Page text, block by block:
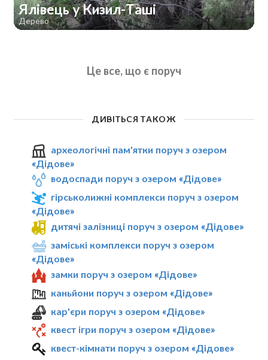
Ялівець у Кизил-Таші
Дерево
Це все, що є поруч
ДИВІТЬСЯ ТАКОЖ
археологічні пам'ятки поруч з озером
«Дідове»
водоспади поруч з озером «Дідове»
гірськолижні комплекси поруч з озером
«Дідове»
дитячі залізниці поруч з озером «Дідове»
заміські комплекси поруч з озером
«Дідове»
замки поруч з озером «Дідове»
каньйони поруч з озером «Дідове»
кар'єри поруч з озером «Дідове»
квест ігри поруч з озером «Дідове»
квест-кімнати поруч з озером «Дідове»